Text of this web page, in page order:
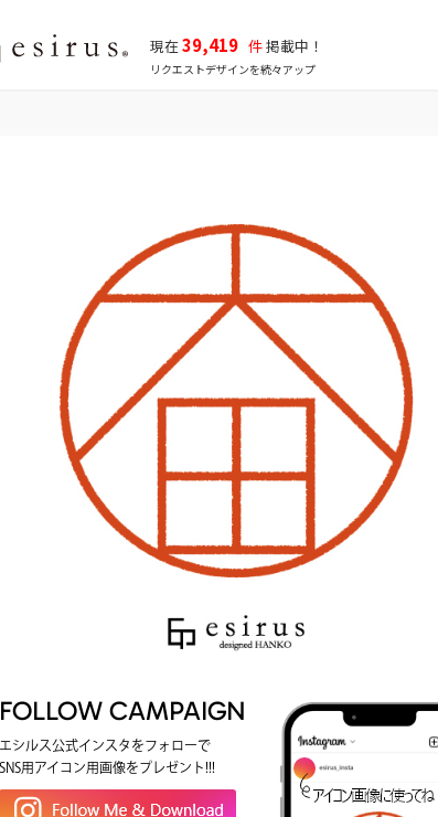
現在39,419 件掲載中！
リクエストデザインを続々アップ
FOLLOW CAMPAIGN
エシルス公式インスタをフォローで
SNS用アイコン用画像をプレゼント!!!